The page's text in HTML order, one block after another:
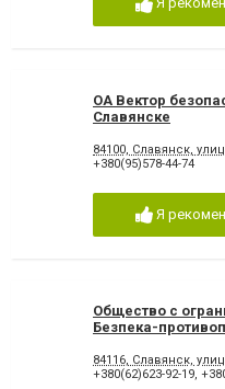
ОА Вектор
Славянске
84100, Славянск,
+380(95)578-44-74
Я
Общество с
Безпека-
84116, Славянск,
+380(62)623-92-19,